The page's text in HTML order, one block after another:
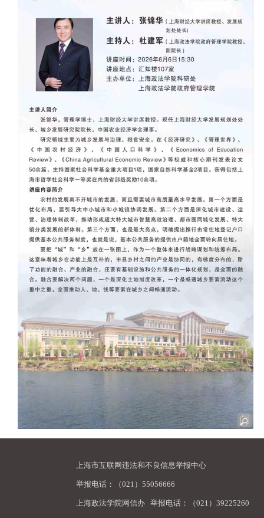
上海市互联网违法和不良信息举报中心
举报电话：（021）55056666
上海政法学院网信办 举报电话：（021）39225260